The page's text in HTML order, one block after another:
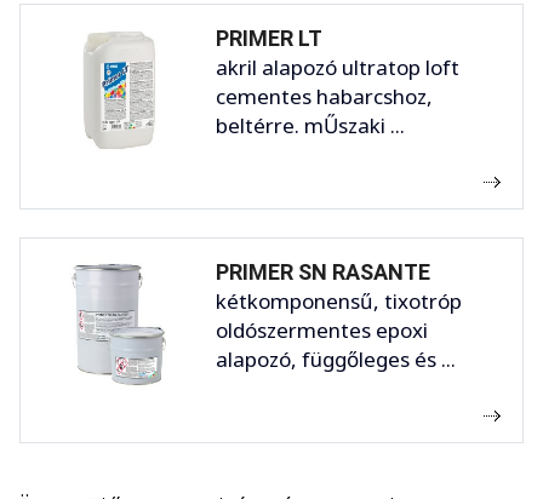
PRIMER LT
akril alapozó ultratop loft
cementes habarcshoz,
beltérre. mŰszaki ...
PRIMER SN RASANTE
kétkomponensű, tixotróp
oldószermentes epoxi
alapozó, függőleges és ...